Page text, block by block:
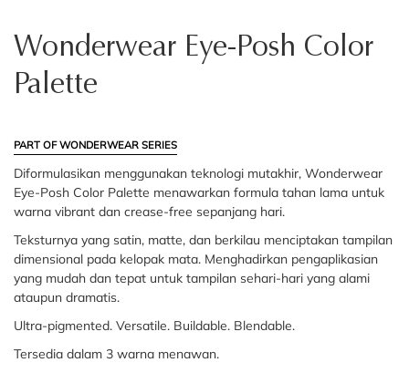
Wonderwear Eye-Posh Color
Palette
PART OF WONDERWEAR SERIES
Diformulasikan menggunakan teknologi mutakhir, Wonderwear
Eye-Posh Color Palette menawarkan formula tahan lama untuk
warna vibrant dan crease-free sepanjang hari.
Teksturnya yang satin, matte, dan berkilau menciptakan tampilan
dimensional pada kelopak mata. Menghadirkan pengaplikasian
yang mudah dan tepat untuk tampilan sehari-hari yang alami
ataupun dramatis.
Ultra-pigmented. Versatile. Buildable. Blendable.
Tersedia dalam 3 warna menawan.